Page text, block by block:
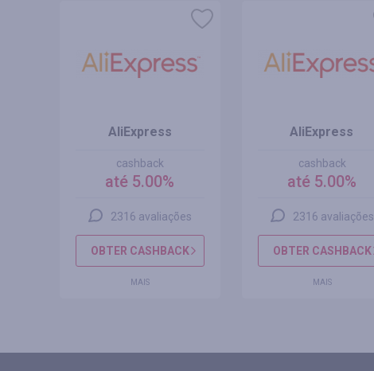
AliExpress
cashback
até 5.00%
2316 avaliações
OBTER CASHBACK
MAIS
AliExpress
cashback
até 5.00%
2316 avaliações
OBTER CASHBACK
MAIS